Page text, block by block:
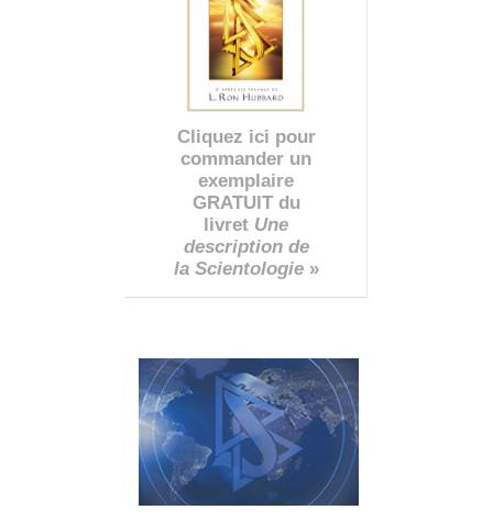
Cliquez ici pour
commander un
exemplaire
GRATUIT du
livret Une
description de
la Scientologie»